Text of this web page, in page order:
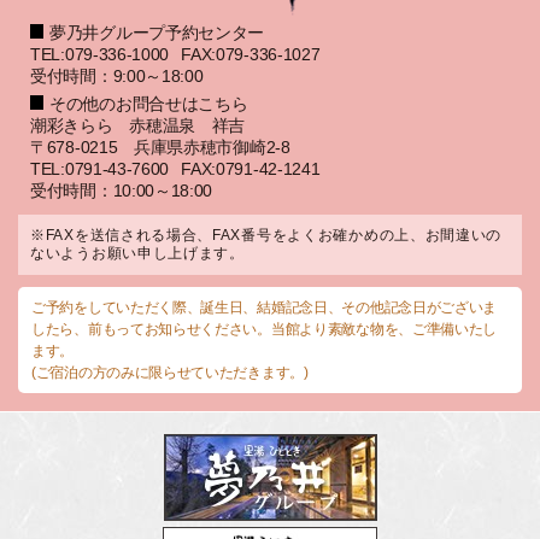
夢乃井グループ予約センター
TEL:079-336-1000
FAX:079-336-1027
受付時間：9:00～18:00
その他のお問合せはこちら
潮彩きらら 赤穂温泉 祥吉
〒678-0215 兵庫県赤穂市御崎2-8
TEL:0791-43-7600
FAX:0791-42-1241
受付時間：10:00～18:00
※FAXを送信される場合、FAX番号をよくお確かめの上、お間違いの
ないようお願い申し上げます。
ご予約をしていただく際、誕生日、結婚記念日、その他記念日がございま
したら、前もってお知らせください。当館より素敵な物を、ご準備いたし
ます。
(ご宿泊の方のみに限らせていただきます。)